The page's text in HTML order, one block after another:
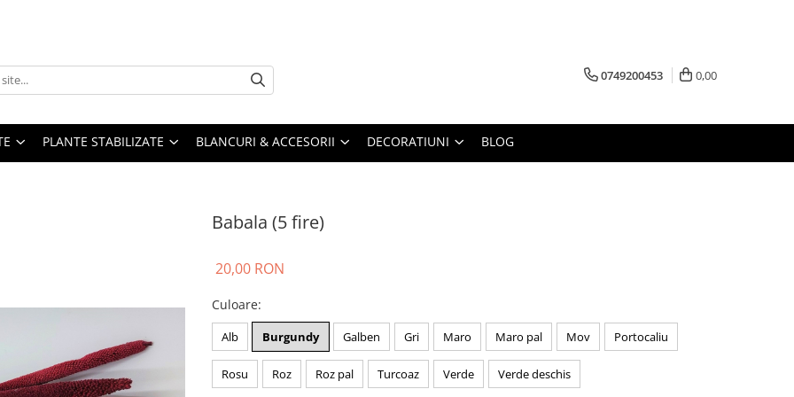
0749200453 0,00
PLANTE STABILIZATE BLANCURI & ACCESORII DECORATIUNI BLOG
Babala (5 fire)
20,00 RON
Culoare:
Alb Burgundy Galben Gri Maro Maro pal Mov Portocaliu
Rosu Roz Roz pal Turcoaz Verde Verde deschis